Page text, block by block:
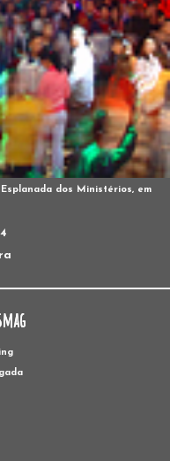
dos Ministérios, em